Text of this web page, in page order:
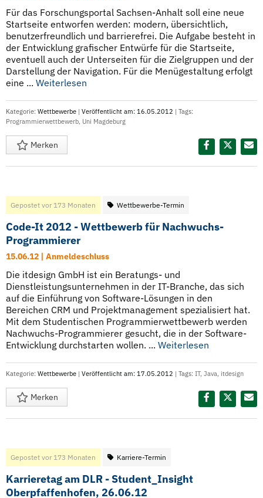
Für das Forschungsportal Sachsen-Anhalt soll eine neue
Startseite entworfen werden: modern, übersichtlich,
benutzerfreundlich und barrierefrei. Die Aufgabe besteht in
der Entwicklung grafischer Entwürfe für die Startseite,
eventuell auch der Unterseiten für die Zielgruppen und der
Darstellung der Navigation. Für die Menügestaltung erfolgt
eine ... Weiterlesen
Kategorie: Wettbewerbe | Veröffentlicht am: 16.05.2012 | Tags:
Programmierwettbewerb, Uni Magdeburg
Merken
Gepostet vor 173 Monaten Wettbewerbe-Termin
Code-It 2012 - Wettbewerb für Nachwuchs-
Programmierer
15.06.12 | Anmeldeschluss
Die itdesign GmbH ist ein Beratungs- und
Dienstleistungsunternehmen in der IT-Branche, das sich
auf die Einführung von Software-Lösungen in den
Bereichen CRM und Projektmanagement spezialisiert hat.
Mit dem Studentischen Programmierwettbewerb werden
Nachwuchs-Programmierer gesucht, die in der Software-
Entwicklung durchstarten wollen. ... Weiterlesen
Kategorie: Wettbewerbe | Veröffentlicht am: 17.05.2012 | Tags: IT, Java, itdesign
Merken
Gepostet vor 173 Monaten Karriere-Termin
Karrieretag am DLR - Student_Insight
Oberpfaffenhofen, 26.06.12